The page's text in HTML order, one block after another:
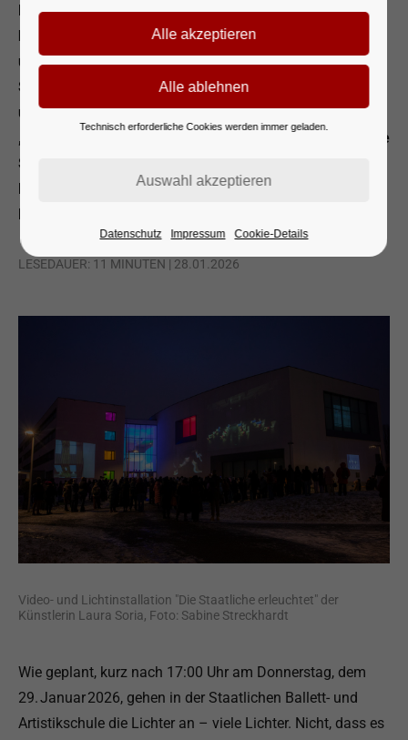
lange Geschichte von Talent, Lebensfreude und
künstlerischem Enthusiasmus, die hinter seiner Glas-
und Betonfassade steckt. Videokünstlerin Laura Soria,
Schulleitung, Politik, Alumni und viele Unterstützerinnen
und Unterstützer richten den Fokus auf das, was die
„Staatliche“ einzigartig macht: eine demokratisch offene
Schule, an der Können, Kreativität und Leidenschaft im
Rampenlicht stehen – und nun weit über den Prenzlauer
Berg hinaus sichtbar werden.
LESEDAUER: 11 MINUTEN | 28.01.2026
Video- und Lichtinstallation "Die Staatliche erleuchtet" der
Künstlerin Laura Soria, Foto: Sabine Streckhardt
Wie geplant, kurz nach 17:00 Uhr am Donnerstag, dem
29. Januar 2026, gehen in der Staatlichen Ballett- und
Artistikschule die Lichter an – viele Lichter. Nicht, dass es
Technisch erforderliche Cookies werden immer geladen.
Datenschutz Impressum Cookie-Details